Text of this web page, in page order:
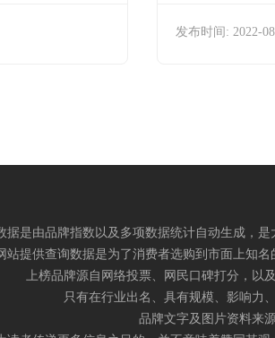
发布时间: 2022-
据是由品牌指数以及多项数据统计自动生成，
站提供查询数据是为了消费者选购到市面上知
上榜品牌源自网络投票、网民口碑打分，以
只有在行业出名、具有规模、影响力
品牌文字及图片资料来